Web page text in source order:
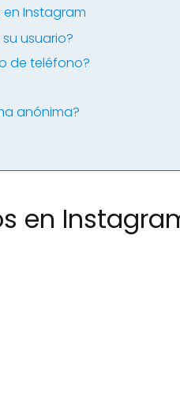
Instagram
usuario?
de teléfono?
anónima?
en